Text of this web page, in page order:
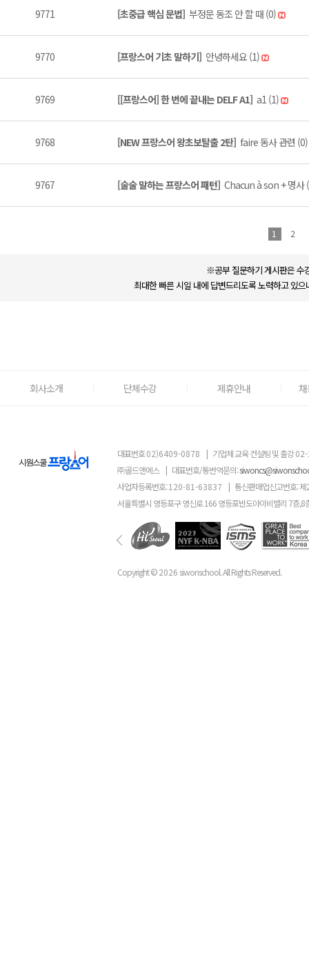
9771 [초중급 핵심 문법] 부정문 동조 안 할 때 (0)
9770 [프랑스어 기초 말하기] 안녕하세요 (1)
9769 [[프랑스어] 한 번에 끝내는 DELF A1] a1 (1)
9768 [NEW 프랑스어 왕초보탈출 2탄] faire 동사 관련 (0)
9767 [술술 말하는 프랑스어 패턴] Chacun à son + 명사
1 2
※공부 질문하기 게시판은 수
최대한 빠른 시일 내에 답변드리도록 노력하고 있
회사소개 단체수강 제휴안내
대표번호02)6409-0878 | 기업체 교육 컨설팅 및 출강
㈜골드앤에스 | 대표번호/통번역문의:
사업자등록번호:120-81-63837 | 통신판매업신고번호: 제
서울특별시 영등포구 영신로 166 영등포반도아이비밸리 7층,8
Copyright ©2026 siwonschool. All Rights Reserved.